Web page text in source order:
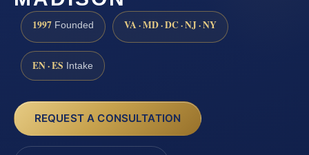
1997 Founded VA · MD · DC · NJ · NY
EN · ES Intake
REQUEST A CONSULTATION